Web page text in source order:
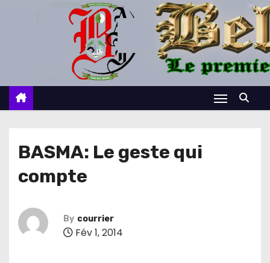
c
BASMA: Le geste qui
compte
By courrier
Fév 1, 2014